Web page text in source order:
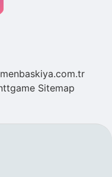
Sitemap